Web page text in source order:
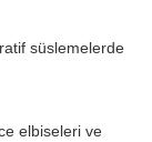
süslemelerde
elbiseleri ve